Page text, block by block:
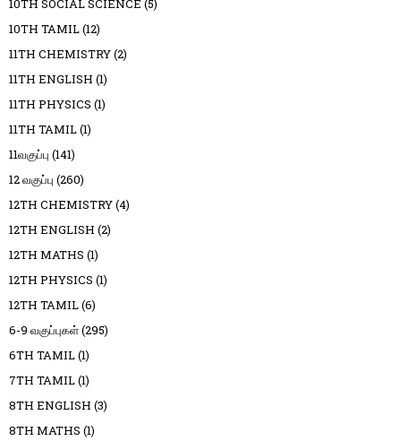
10TH SOCIAL SCIENCE (5)
10TH TAMIL(12)
11TH CHEMISTRY(2)
11TH ENGLISH (1)
11TH PHYSICS (1)
11TH TAMIL(1)
11வகுப்பு (141)
12 வகுப்பு (260)
12TH CHEMISTRY(4)
12TH ENGLISH (2)
12TH MATHS (1)
12TH PHYSICS (1)
12TH TAMIL(6)
6-9 வகுப்புகள்(295)
6TH TAMIL(1)
7TH TAMIL(1)
8TH ENGLISH (3)
8TH MATHS (1)